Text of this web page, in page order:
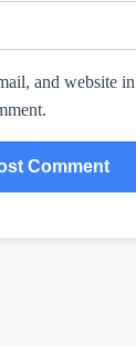
and website